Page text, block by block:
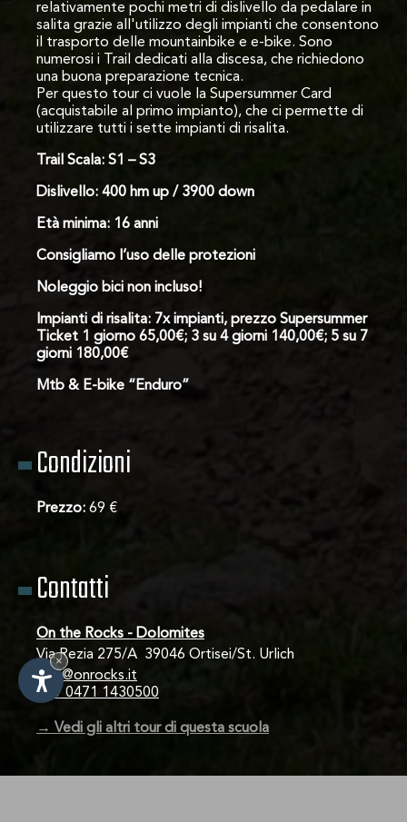
IT-DE-EN
relativamente pochi metri di dislivello da pedalare in
salita grazie all'utilizzo degli impianti che consentono
il trasporto delle mountainbike e e-bike. Sono
numerosi i Trail dedicati alla discesa, che richiedono
una buona preparazione tecnica.
Per questo tour ci vuole la Supersummer Card
(acquistabile al primo impianto), che ci permette di
utilizzare tutti i sette impianti di risalita.
Trail Scala: S1 – S3
Dislivello: 400 hm up / 3900 down
Età minima: 16 anni
Consigliamo l’uso delle protezioni
Noleggio bici non incluso!
Impianti di risalita: 7x impianti, prezzo Supersummer
Ticket 1 giorno 65,00€; 3 su 4 giorni 140,00€; 5 su 7
giorni 180,00€
Mtb & E-bike “Enduro”
Condizioni
Prezzo: 69 €
Contatti
On the Rocks - Dolomites
Via Rezia 275/A  39046 Ortisei/St. Urlich
info@onrocks.it
+39 0471 1430500
→ Vedi gli altri tour di questa scuola
×